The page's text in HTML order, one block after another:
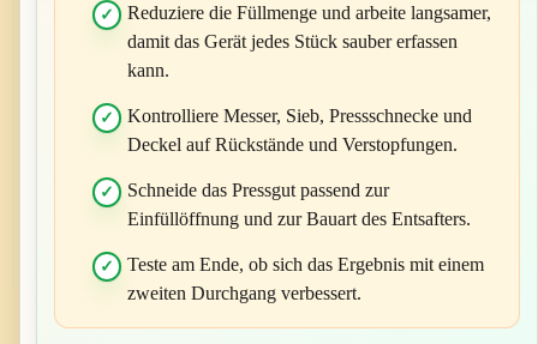
Reduziere die Füllmenge und arbeite langsamer,
damit das Gerät jedes Stück sauber erfassen
kann.
Kontrolliere Messer, Sieb, Pressschnecke und
Deckel auf Rückstände und Verstopfungen.
Schneide das Pressgut passend zur
Einfüllöffnung und zur Bauart des Entsafters.
Teste am Ende, ob sich das Ergebnis mit einem
zweiten Durchgang verbessert.